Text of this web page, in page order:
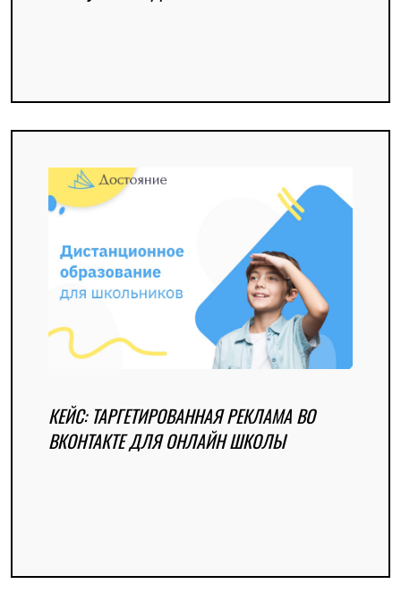
КЕЙС: ТАРГЕТИРОВАННАЯ РЕКЛАМА ВО
ВКОНТАКТЕ ДЛЯ ОНЛАЙН ШКОЛЫ